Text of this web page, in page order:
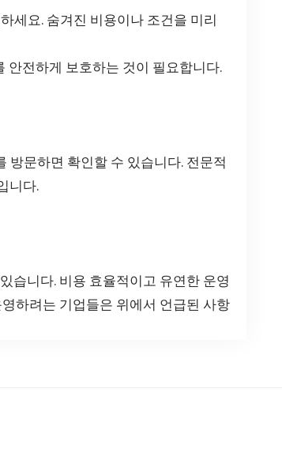
세요. 숨겨진 비용이나 조건을 미리
안전하게 보호하는 것이 필요합니다.
방문하면 확인할 수 있습니다. 전문적
니다.
습니다. 비용 효율적이고 유연한 운영
하려는 기업들은 위에서 언급된 사항